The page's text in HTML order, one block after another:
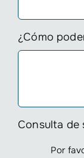
¿Cómo
Consulta de
Por